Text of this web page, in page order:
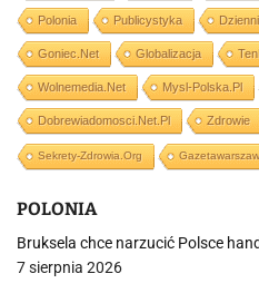
Polonia Publicystyka
Goniec.net Globalizacja
Wolnemedia.net Mysl-Polska.pl
Dobrewiadomosci.net.pl Zdrowie
Sekrety-Zdrowia.org
POLONIA
Bruksela chce narzucić Polsce
7 sierpnia 2026